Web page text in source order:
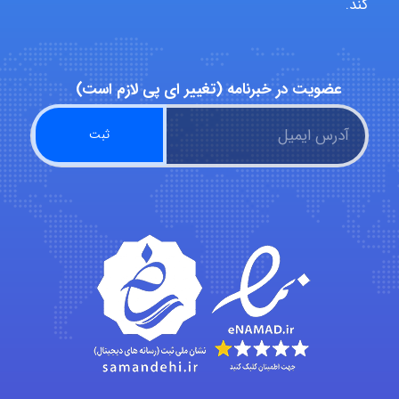
Minoo1375
Sara
ZAK
fahimeh sheibani
کند.
عضویت در خبرنامه (تغییر ای پی لازم است)